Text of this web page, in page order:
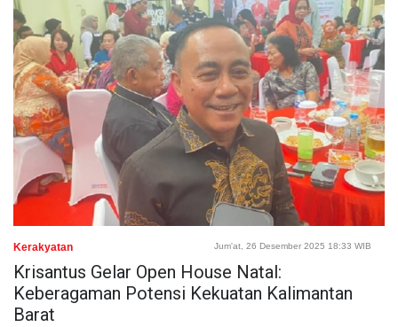
Kerakyatan Jum'at, 26 Desember 2025 18:33 WIB
Krisantus Gelar Open House Natal:
Keberagaman Potensi Kekuatan Kalimantan
Barat